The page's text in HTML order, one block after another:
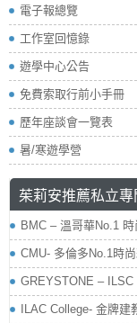
電子報總覽
工作室回憶錄
遊學中心公告
免費索取行前小手冊
歷年座談會一覽表
暑/寒遊學營
茱莉安推薦私立
BMC – 溫哥華No.1
CMU- 多倫多No.1時
GREYSTONE – ILSC
ILAC College- 金牌建